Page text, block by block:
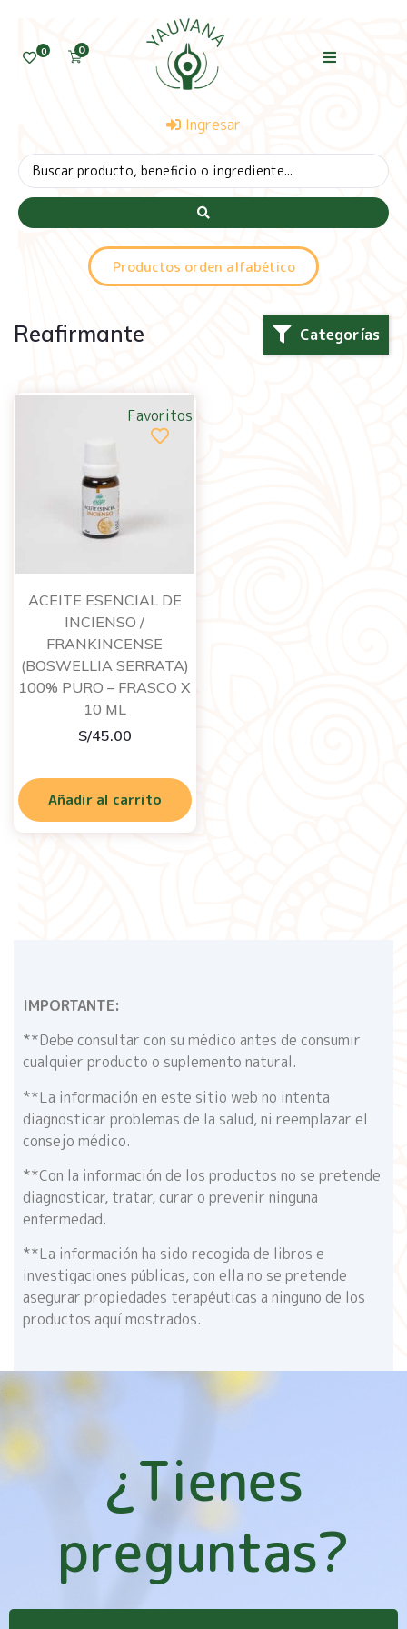
0 0
Ingresar
Productos orden alfabético
Categorías
Reafirmante
ACEITE ESENCIAL DE
INCIENSO /
FRANKINCENSE
(BOSWELLIA SERRATA)
100% PURO – FRASCO X
10 ML
S/45.00
Añadir al carrito
Favoritos
IMPORTANTE:
**Debe consultar con su médico antes de consumir
cualquier producto o suplemento natural.
**La información en este sitio web no intenta
diagnosticar problemas de la salud, ni reemplazar el
consejo médico.
**Con la información de los productos no se pretende
diagnosticar, tratar, curar o prevenir ninguna
enfermedad.
**La información ha sido recogida de libros e
investigaciones públicas, con ella no se pretende
asegurar propiedades terapéuticas a ninguno de los
productos aquí mostrados.
¿Tienes
preguntas?